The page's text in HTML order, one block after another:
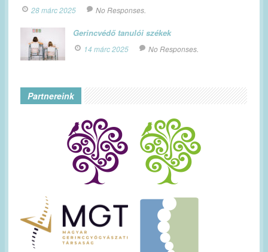
28 márc 2025 No Responses.
Gerincvédő tanulói székek
14 márc 2025 No Responses.
Partnereink